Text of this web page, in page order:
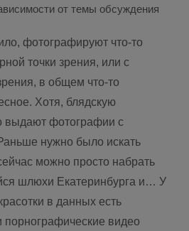
от темы обсуждения
фотографируют что-то
точки зрения, или с
в общем что-то
Хотя, блядскую
выдают фотографии с
нужно было искать
можно просто набрать
шлюхи Екатеринбурга и… У
в данных есть
видео